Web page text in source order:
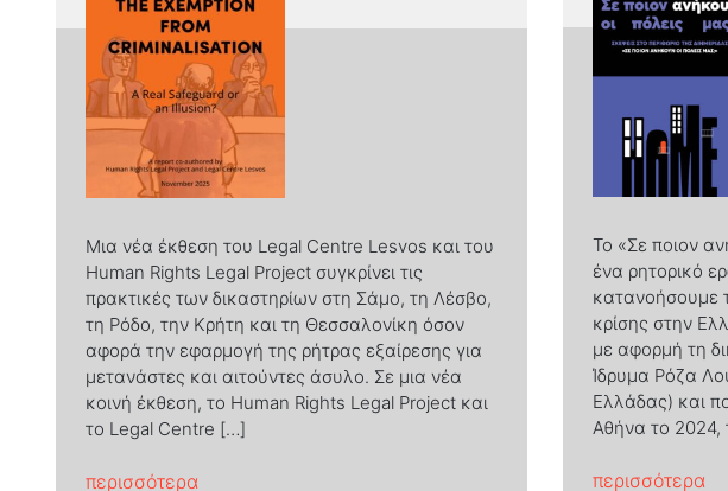
Μια νέα έκθεση του Legal Centre Lesvos και του
Human Rights Legal Project συγκρίνει τις
πρακτικές των δικαστηρίων στη Σάμο, τη Λέσβο,
τη Ρόδο, την Κρήτη και τη Θεσσαλονίκη όσον
αφορά την εφαρμογή της ρήτρας εξαίρεσης για
μετανάστες και αιτούντες άσυλο. Σε μια νέα
κοινή έκθεση, το Human Rights Legal Project και
το Legal Centre […]
περισσότερα from «Η εξαίρεση απ’ την ποινικοποίηση: Πραγματική
Το «Σε ποιον
ένα ρητορικό
κατανοήσουμε
κρίσης στην
με αφορμή τη
Ίδρυμα Ρόζα
Ελλάδας) και
Αθήνα το 2024,
περισσότερα